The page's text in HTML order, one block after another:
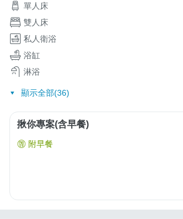
單人床
雙人床
私人衛浴
浴缸
淋浴
顯示全部(36)
揪你專案(含早餐)
附早餐